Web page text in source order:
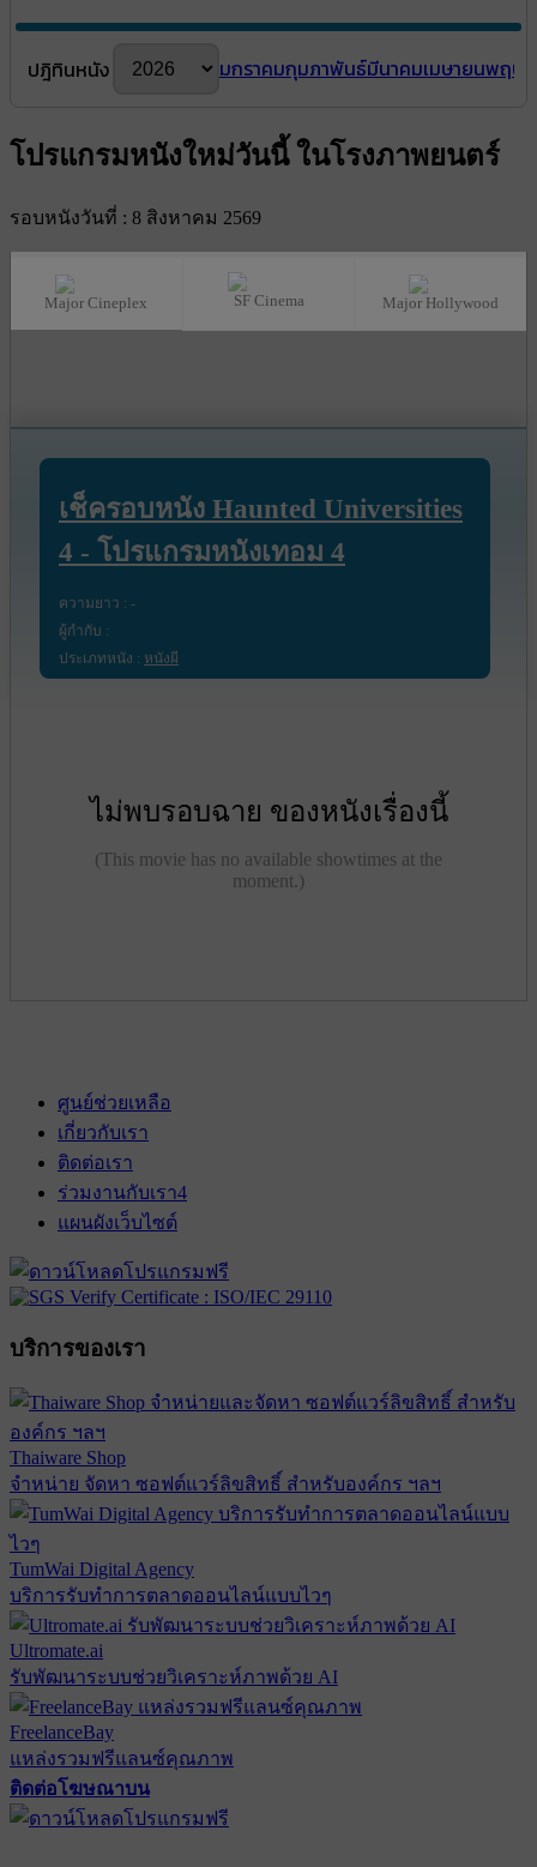
ปฎิทินหนัง มกราคมกุมภาพันธ์มีนาคมเมษายนพฤษ
โปรแกรมหนังใหม่วันนี้ ในโรงภาพยนตร์
รอบหนังวันที่ : 8 สิงหาคม 2569
Major Cineplex SF Cinema Major Hollywood
เช็ครอบหนัง Haunted Universities
4 - โปรแกรมหนังเทอม 4
ความยาว : -
ผู้กำกับ :
ประเภทหนัง : หนังผี
ไม่พบรอบฉาย ของหนังเรื่องนี้
(This movie has no available showtimes at the
moment.)
ศูนย์ช่วยเหลือ
เกี่ยวกับเรา
ติดต่อเรา
ร่วมงานกับเรา4
แผนผังเว็บไซต์
บริการของเรา
Thaiware Shop
จำหน่าย จัดหา ซอฟต์แวร์ลิขสิทธิ์ สำหรับองค์กร ฯลฯ
TumWai Digital Agency
บริการรับทำการตลาดออนไลน์แบบไวๆ
Ultromate.ai
รับพัฒนาระบบช่วยวิเคราะห์ภาพด้วย AI
FreelanceBay
แหล่งรวมฟรีแลนซ์คุณภาพ
ติดต่อโฆษณาบน